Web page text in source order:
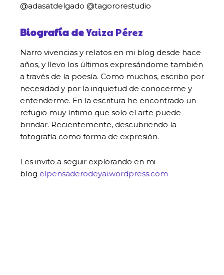
@adasatdelgado @tagororestudio
BiografíadeYaiza Pérez
Narro vivencias y relatos en mi blog desde hace
años, y llevo los últimos expresándome también
a través de la poesía. Como muchos, escribo por
necesidad y por la inquietud de conocerme y
entenderme. En la escritura he encontrado un
refugio muy íntimo que solo el arte puede
brindar. Recientemente, descubriendo la
fotografía como forma de expresión.
Les invito a seguir explorando en mi
blog elpensaderodeyai.wordpress.com